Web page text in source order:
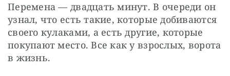
Перемена — двадцать минут. В очереди он
узнал, что есть такие, которые добиваются
своего кулаками, а есть другие, которые
покупают место. Все как у взрослых, ворота
в жизнь.